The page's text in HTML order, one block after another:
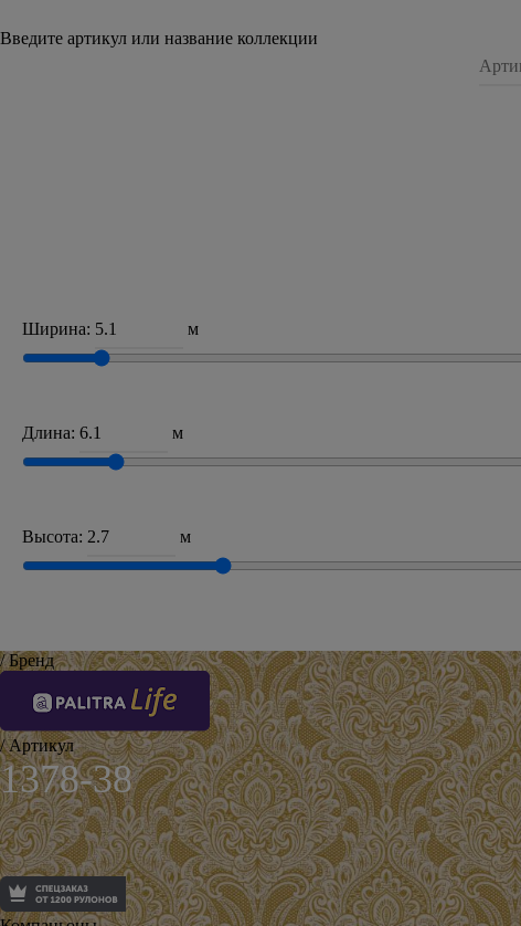
Введите артикул или название коллекции
Ширина: м
Длина: м
Высота: м
/ Бренд
/ Артикул
1378-38